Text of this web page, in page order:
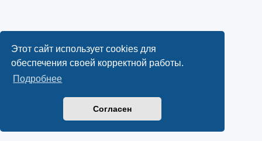
Этот сайт использует cookies для
обеспечения своей корректной работы.
Подробнее
Согласен